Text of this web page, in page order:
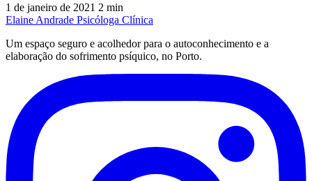
1 de janeiro de 2021 2 min
Elaine Andrade Psicóloga Clínica
Um espaço seguro e acolhedor para o autoconhecimento e a
elaboração do sofrimento psíquico, no Porto.